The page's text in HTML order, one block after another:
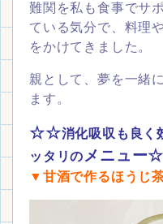
難関を私も食事でサ
ている気分で、料理
をかけてきました。
親として、夢を一緒
ます。
☆☆消化吸収も良く
ッタリの メニュー
▼ 甘酒で作るほうじ